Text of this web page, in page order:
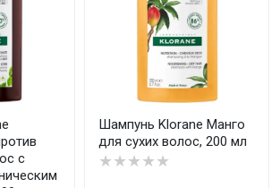
с
Шампунь Klorane Манго
для сухих волос, 200 мл
★★★★★